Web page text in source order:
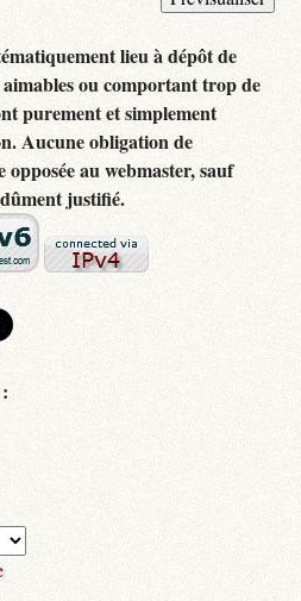
lieu à dépôt de
aimables ou comportant trop de
purement et simplement
Aucune obligation de
au webmaster, sauf
justifié.